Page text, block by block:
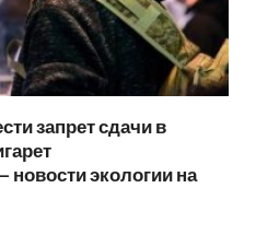
запрет сдачи в
экологии на